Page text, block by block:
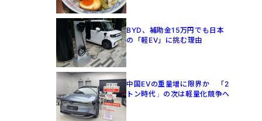
BYD、補助金15万円でも日本
の「軽EV」に挑む理由
中国EVの重量増に限界か 「2
トン時代」の次は軽量化競争へ